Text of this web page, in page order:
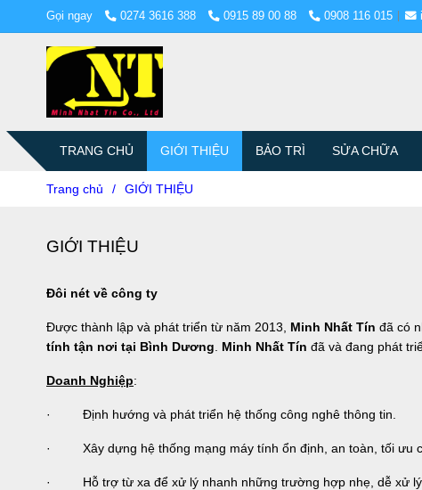
Gọi ngay 0274 3616 388 0915 89 00 88 0908 116 015
TRANG CHỦ GIỚI THIỆU BẢO TRÌ SỬA CHỮA
Trang chủ / GIỚI THIỆU
GIỚI THIỆU
Đôi nét về công ty
Được thành lập và phát triển từ năm 2013, Minh Nhất Tín đã có
tính tận nơi tại Bình Dương
Minh Nhất Tín đã và đang phát
Doanh Nghiệp:
· Định hướng và phát triển hệ thống công nghê thông tin.
· Xây dựng hệ thống mạng máy tính ổn định, an toàn, tối ưu
· Hỗ trợ từ xa để xử lý nhanh những trường hợp nhẹ, dễ xử lý.